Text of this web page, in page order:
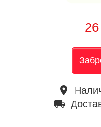
place
local_shipping